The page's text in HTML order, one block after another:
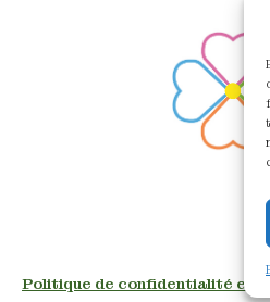
Politique de confidentialité et